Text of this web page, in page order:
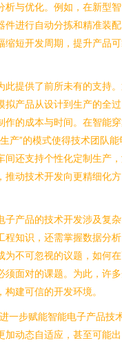
析与优化。例如，在新型
件进行自动分拣和精准装
缩短开发周期，提升产品
此提供了前所未有的支持
拟产品从设计到生产的全过
作的成本与时间。在智能
产”的模式使得技术团队能
间还支持个性化定制生产
推动技术开发向更精细化
子产品的技术开发涉及复
程知识，还需掌握数据分
为不可忽视的议题，如何
须面对的课题。为此，许
建可信的开发环境。
一步赋能智能电子产品技
加动态自适应，甚至可能出